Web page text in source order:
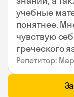
учебные
понятнее.
чувствую
греческого
Репетитор: